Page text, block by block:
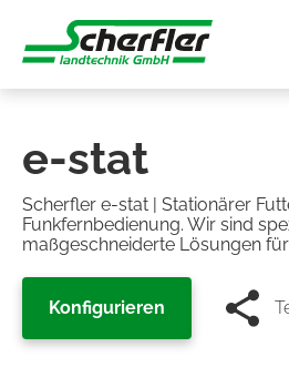
e-stat
Scherfler e-stat | Stationärer
Funkfernbedienung. Wir sind
maßgeschneiderte Lösungen
Konfigurieren